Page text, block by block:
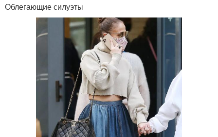
Облегающие силуэты